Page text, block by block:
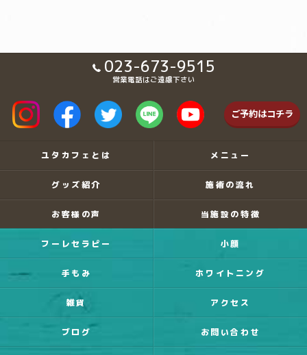
023-673-9515
営業電話はご遠慮下さい
ご予約はコチラ
ユタカフェとは メニュー
グッズ紹介 施術の流れ
お客様の声 当施設の特徴
フーレセラピー 小顔
手もみ ホワイトニング
雑貨 アクセス
ブログ お問い合わせ